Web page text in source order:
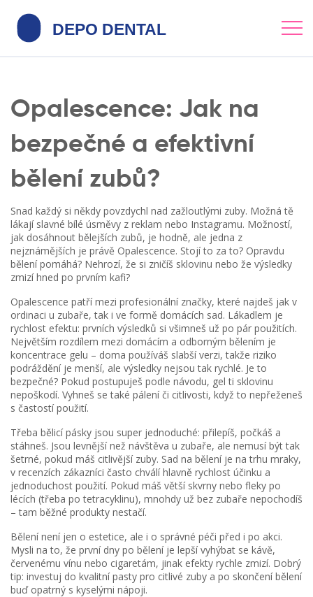
Opalescence: Jak na
bezpečné a efektivní
bělení zubů?
Snad každý si někdy povzdychl nad zažloutlými zuby. Možná tě
lákají slavné bílé úsměvy z reklam nebo Instagramu. Možností,
jak dosáhnout bělejších zubů, je hodně, ale jedna z
nejznámějších je právě Opalescence. Stojí to za to? Opravdu
bělení pomáhá? Nehrozí, že si zničíš sklovinu nebo že výsledky
zmizí hned po prvním kafi?
Opalescence patří mezi profesionální značky, které najdeš jak v
ordinaci u zubaře, tak i ve formě domácích sad. Lákadlem je
rychlost efektu: prvních výsledků si všimneš už po pár použitích.
Největším rozdílem mezi domácím a odborným bělením je
koncentrace gelu – doma používáš slabší verzi, takže riziko
podráždění je menší, ale výsledky nejsou tak rychlé. Je to
bezpečné? Pokud postupuješ podle návodu, gel ti sklovinu
nepoškodí. Vyhneš se také pálení či citlivosti, když to nepřeženeš
s častostí použití.
Třeba bělicí pásky jsou super jednoduché: přilepíš, počkáš a
stáhneš. Jsou levnější než návštěva u zubaře, ale nemusí být tak
šetrné, pokud máš citlivější zuby. Sad na bělení je na trhu mraky,
v recenzích zákazníci často chválí hlavně rychlost účinku a
jednoduchost použití. Pokud máš větší skvrny nebo fleky po
lécích (třeba po tetracyklinu), mnohdy už bez zubaře nepochodíš
– tam běžné produkty nestačí.
Bělení není jen o estetice, ale i o správné péči před i po akci.
Mysli na to, že první dny po bělení je lepší vyhýbat se kávě,
červenému vínu nebo cigaretám, jinak efekty rychle zmizí. Dobrý
tip: investuj do kvalitní pasty pro citlivé zuby a po skončení bělení
buď opatrný s kyselými nápoji.